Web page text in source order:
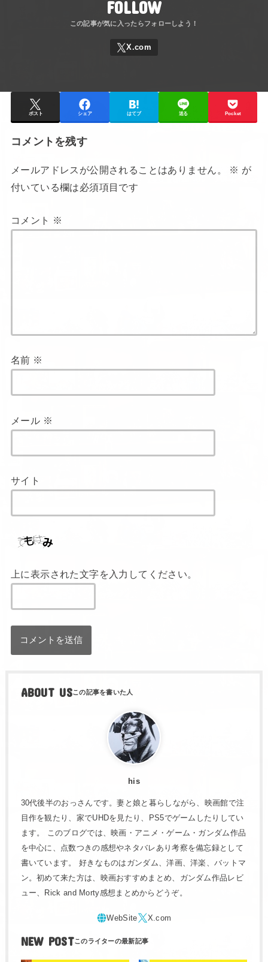
FOLLOW
ポスト シェア はてブ 送る Pocket
コメントを残す
メールアドレスが公開されることはありません。 ※ が
付いている欄は必須項目です
コメント ※
名前 ※
メール ※
サイト
上に表示された文字を入力してください。
ABOUT US
his
30代後半のおっさんです。妻と娘と暮らしながら、映画館で注
目作を観たり、家でUHDを見たり、PS5でゲームしたりしてい
ます。 このブログでは、映画・アニメ・ゲーム・ガンダム作品
を中心に、点数つきの感想やネタバレあり考察を備忘録として
書いています。 好きなものはガンダム、洋画、洋楽、バットマ
ン。初めて来た方は、映画おすすめまとめ、ガンダム作品レビ
ュー、Rick and Morty感想まとめからどうぞ。
NEW POST